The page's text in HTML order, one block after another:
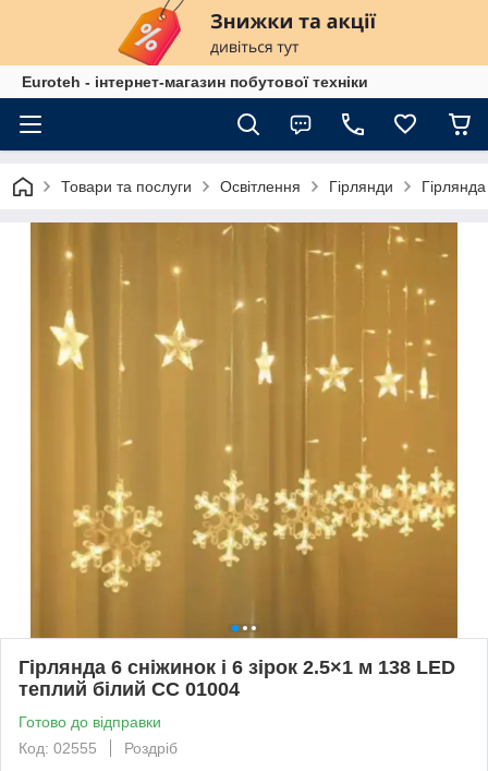
Euroteh - інтернет-магазин побутової техніки
Товари та послуги Освітлення Гірлянди
Гірлянда 6 сніжинок і 6 зірок 2.5×1 м 138 LED
теплий білий СС 01004
Готово до відправки
Код: 02555
Роздріб